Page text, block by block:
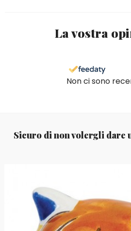
La vostra
Non ci sono
Sicuro di non volergli dare